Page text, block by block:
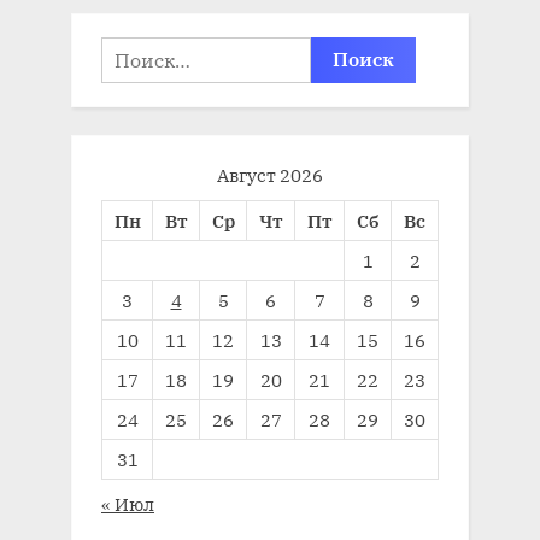
Найти:
Август 2026
Пн
Вт Ср Чт Пт Сб
Вс
1
2
3
4 5 6 7 8
9
10
11 12 13 14 15
16
17
18 19 20 21 22
23
24
25 26 27 28 29
30
31
« Июл